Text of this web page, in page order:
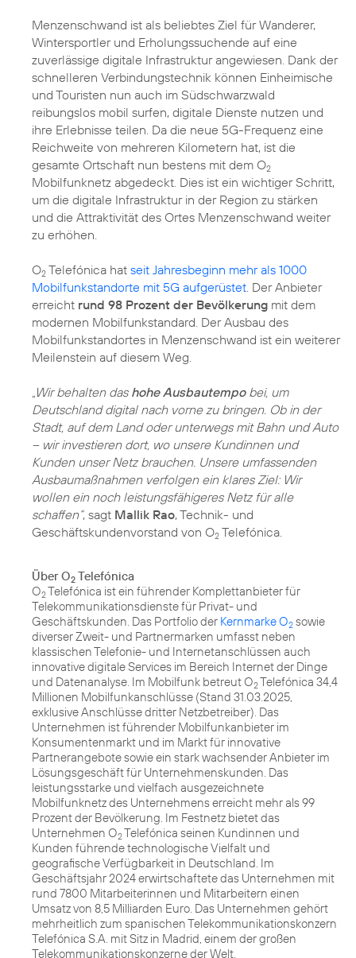
Menzenschwand ist als beliebtes Ziel für Wanderer,
Wintersportler und Erholungssuchende auf eine
zuverlässige digitale Infrastruktur angewiesen. Dank der
schnelleren Verbindungstechnik können Einheimische
und Touristen nun auch im Südschwarzwald
reibungslos mobil surfen, digitale Dienste nutzen und
ihre Erlebnisse teilen. Da die neue 5G-Frequenz eine
Reichweite von mehreren Kilometern hat, ist die
gesamte Ortschaft nun bestens mit dem O2
Mobilfunknetz abgedeckt. Dies ist ein wichtiger Schritt,
um die digitale Infrastruktur in der Region zu stärken
und die Attraktivität des Ortes Menzenschwand weiter
zu erhöhen.
O2 Telefónica hat seit Jahresbeginn mehr als 1000
Mobilfunkstandorte mit 5G aufgerüstet . Der Anbieter
erreicht rund 98 Prozent der Bevölkerung mit dem
modernen Mobilfunkstandard. Der Ausbau des
Mobilfunkstandortes in Menzenschwand ist ein weiterer
Meilenstein auf diesem Weg.
„Wir behalten das hohe Ausbautempobei, um
Deutschland digital nach vorne zu bringen. Ob in der
Stadt, auf dem Land oder unterwegs mit Bahn und Auto
– wir investieren dort, wo unsere Kundinnen und
Kunden unser Netz brauchen. Unsere umfassenden
Ausbaumaßnahmen verfolgen ein klares Ziel: Wir
wollen ein noch leistungsfähigeres Netz für alle
schaffen“, sagt Mallik Rao, Technik- und
Geschäftskundenvorstand von O2 Telefónica.
Über O2 Telefónica
O2Telefónica ist ein führender Komplettanbieter für
Telekommunikationsdienste für Privat- und
Geschäftskunden. Das Portfolio der Kernmarke O2 sowie
diverser Zweit- und Partnermarken umfasst neben
klassischen Telefonie- und Internetanschlüssen auch
innovative digitale Services im Bereich Internet der Dinge
und Datenanalyse. Im Mobilfunk betreut O2Telefónica 34,4
Millionen Mobilfunkanschlüsse (Stand 31.03.2025,
exklusive Anschlüsse dritter Netzbetreiber). Das
Unternehmen ist führender Mobilfunkanbieter im
Konsumentenmarkt und im Markt für innovative
Partnerangebote sowie ein stark wachsender Anbieter im
Lösungsgeschäft für Unternehmenskunden. Das
leistungsstarke und vielfach ausgezeichnete
Mobilfunknetz des Unternehmens erreicht mehr als 99
Prozent der Bevölkerung. Im Festnetz bietet das
Unternehmen O2Telefónica seinen Kundinnen und
Kunden führende technologische Vielfalt und
geografische Verfügbarkeit in Deutschland. Im
Geschäftsjahr 2024 erwirtschaftete das Unternehmen mit
rund 7800 Mitarbeiterinnen und Mitarbeitern einen
Umsatz von 8,5 Milliarden Euro. Das Unternehmen gehört
mehrheitlich zum spanischen Telekommunikationskonzern
Telefónica S.A. mit Sitz in Madrid, einem der großen
Telekommunikationskonzerne der Welt.